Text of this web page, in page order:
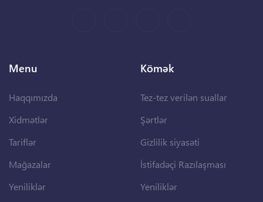
Menu
Haqqımızda
Xidmətlər
Tariflər
Mağazalar
Yeniliklər
Kömək
Tez-tez verilən suallar
Şərtlər
Gizlilik siyasəti
İstifadəçi Razılaşması
Yeniliklər